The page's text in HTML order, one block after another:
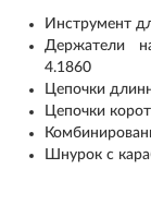
Инструмент
Держатели
4.1860
Цепочки
Цепочки
Шнурок с